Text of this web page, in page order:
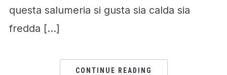
questa salumeria si gusta sia calda sia
fredda […]
CONTINUE READING